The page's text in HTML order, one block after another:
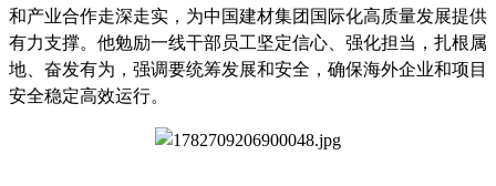
和产业合作走深走实，为中国建材集团国际化高质量发展提供
有力支撑。他勉励一线干部员工坚定信心、强化担当，扎根属
地、奋发有为，强调要统筹发展和安全，确保海外企业和项目
安全稳定高效运行。